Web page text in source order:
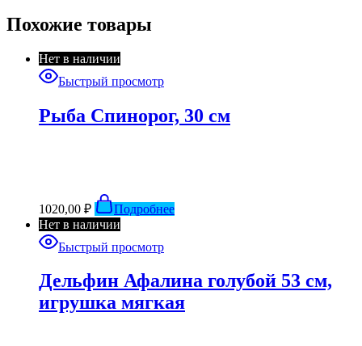
Похожие товары
Нет в наличии
Быстрый просмотр
Рыба Спинорог, 30 см
1020,00 ₽
Подробнее
Нет в наличии
Быстрый просмотр
Дельфин Афалина голубой 53 см,
игрушка мягкая